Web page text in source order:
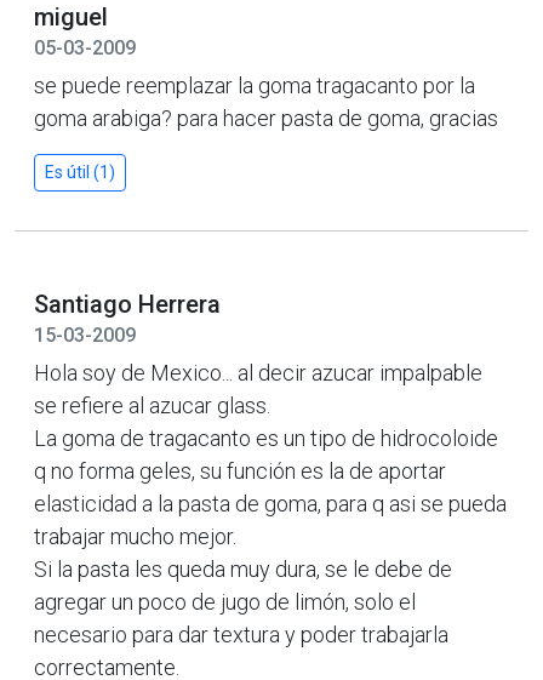
miguel
05-03-2009
se puede reemplazar la goma tragacanto por la
goma arabiga? para hacer pasta de goma, gracias
Es útil (1)
Santiago Herrera
15-03-2009
Hola soy de Mexico... al decir azucar impalpable
se refiere al azucar glass.
La goma de tragacanto es un tipo de hidrocoloide
q no forma geles, su función es la de aportar
elasticidad a la pasta de goma, para q asi se pueda
trabajar mucho mejor.
Si la pasta les queda muy dura, se le debe de
agregar un poco de jugo de limón, solo el
necesario para dar textura y poder trabajarla
correctamente.